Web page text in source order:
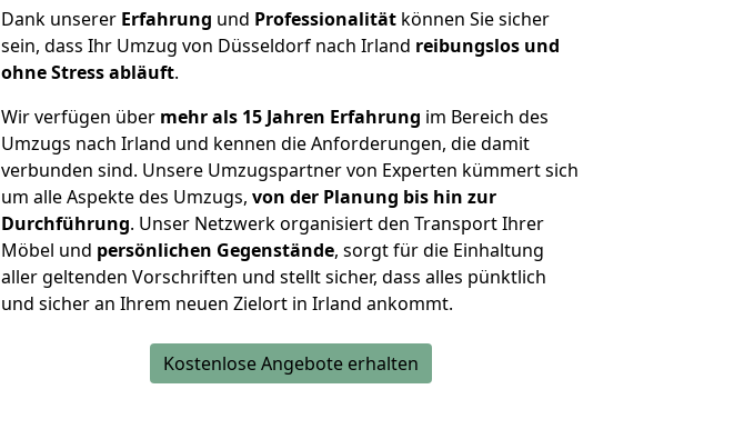
Dank unserer Erfahrung und Professionalität können Sie sicher
sein, dass Ihr Umzug von Düsseldorf nach Irland reibungslos und
ohne Stress abläuft.
Wir verfügen über mehr als 15 Jahren Erfahrung im Bereich des
Umzugs nach Irland und kennen die Anforderungen, die damit
verbunden sind. Unsere Umzugspartner von Experten kümmert sich
um alle Aspekte des Umzugs, von der Planung bis hin zur
Durchführung. Unser Netzwerk organisiert den Transport Ihrer
Möbel und persönlichen Gegenstände, sorgt für die Einhaltung
aller geltenden Vorschriften und stellt sicher, dass alles pünktlich
und sicher an Ihrem neuen Zielort in Irland ankommt.
Kostenlose Angebote erhalten